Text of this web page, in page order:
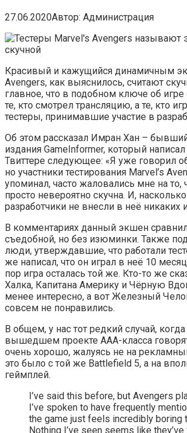
27.06.2020Автор: Администрация
Красивый и кажущийся динамичным
Avengers, как выяснилось, считают
главное, что в подобном ключе об
те, кто смотрел трансляцию, а те, кто
тестеры, принимавшие участие в
Об этом рассказал Имран Хан –
издания GameInformer, который написал
Твиттере следующее: «Я уже говорил
но участники тестирования Marvel’s
упоминал, часто жаловались мне на то,
просто невероятно скучна. И,
разработчики не внесли в неё никаких
В комментариях данный экшен
съедобной, но без изюминки. Также
люди, утверждавшие, что работали
же написал, что он играл в неё 10
пор игра осталась той же. Кто-то же
Халка, Капитана Америку и Чёрную
менее интересно, а вот Железный
совсем не понравились.
В общем, у нас тот редкий случай,
вышедшем проекте ААА-класса
очень хорошо, жалуясь не на
это было с той же Battlefield 5, а на
геймплей.
I’ve said this before, but Avengers
I’ve spoken to have frequently
the game just feels incredibly boring
Nothing I’ve seen seems like